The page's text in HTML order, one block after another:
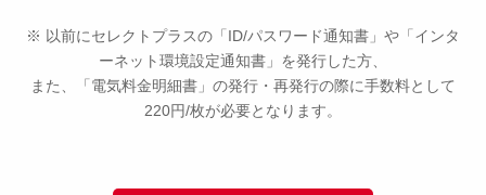
※ 以前にセレクトプラスの「ID/パスワード通知書」や「インタ
ーネット環境設定通知書」を発行した方、
また、「電気料金明細書」の発行・再発行の際に手数料として
220円/枚が必要となります。